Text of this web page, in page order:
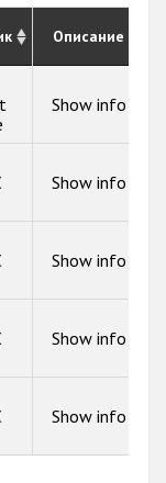
Описание
Show info
Show info
Show info
Show info
Show info